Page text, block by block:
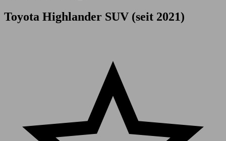
Toyota Highlander SUV (seit 2021)